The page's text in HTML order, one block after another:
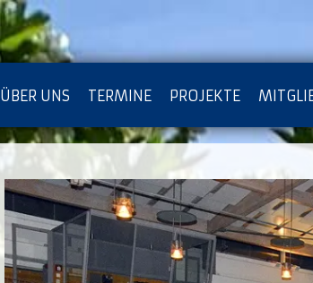
ÜBER UNS TERMINE PROJEKTE
IMPRESSUM [KOPIE] DATENSCHUTZ